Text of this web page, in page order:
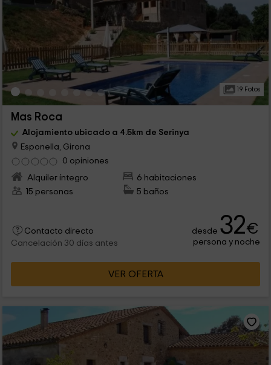
19 Fotos
Mas Roca
Alojamiento ubicado a 4.5km de Serinya
Esponella, Girona
0 opiniones
Alquiler íntegro
6 habitaciones
15 personas
5 baños
Contacto directo
Cancelación 30 días antes
desde 32€
persona y noche
VER OFERTA